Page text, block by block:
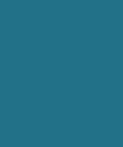
tem revelado ao mundo a
da natureza, a
democrática
e sua sujeição à
e brancos que buscam
xenofóbico
deixa pelo caminho.